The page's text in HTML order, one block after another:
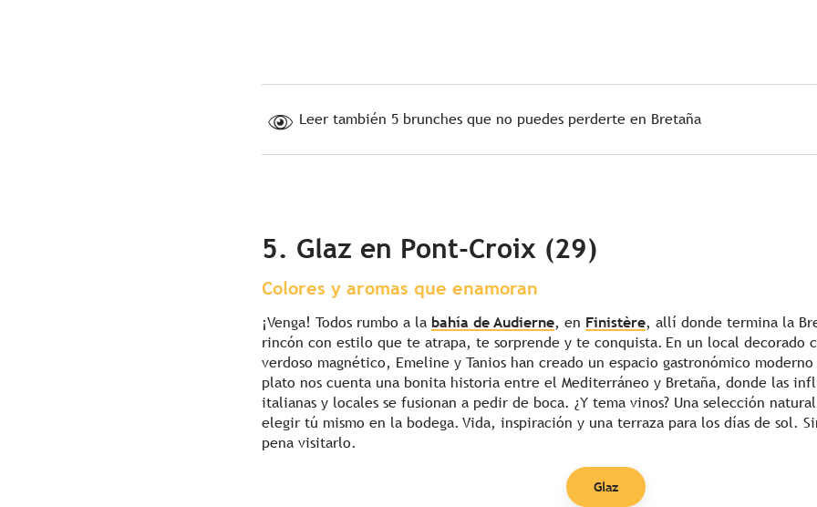
Leer también 5 brunches que no puedes perderte en Bretaña
5. Glaz en Pont-Croix (29)
Colores y aromas que enamoran
¡Venga! Todos rumbo a la bahía de Audierne, en Finistère, allí donde termina la
rincón con estilo que te atrapa, te sorprende y te conquista. En un local decorado
verdoso magnético, Emeline y Tanios han creado un espacio gastronómico
plato nos cuenta una bonita historia entre el Mediterráneo y Bretaña, donde las
italianas y locales se fusionan a pedir de boca. ¿Y tema vinos? Una selección
elegir tú mismo en la bodega. Vida, inspiración y una terraza para los días de sol.
pena visitarlo.
Glaz